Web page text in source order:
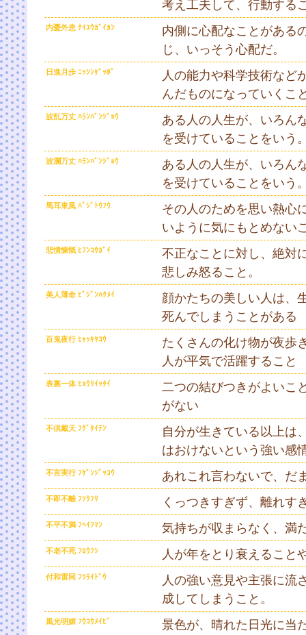
考え工夫して、行動する
内憂外患 ﾅｲﾕｳｶﾞｲｶﾝ
内側に心配なことがある
じ、いっそう心配だ。
日進月歩 ﾆｯｼﾝｹﾞｯﾎﾟ
人の能力や科学技術など
んだものになっていくこ
波乱万丈 ﾊﾗﾝﾊﾞﾝｼﾞｮｳ
ある人の人生が、いろん
を受けていることをいう
波瀾万丈 ﾊﾗﾝﾊﾞﾝｼﾞｮｳ
ある人の人生が、いろん
を受けていることをいう
馬耳東風 ﾊﾞｼﾞﾄｳﾌｳ
その人のためを思い熱心
いように気にもとめない
悲憤慷慨 ﾋﾌﾝｺｳｶﾞｲ
不正なことに対し、絶対
悲しみ怒ること。
美人薄命 ﾋﾞｼﾞﾝﾊｸﾒｲ
顔かたちの美しい人は、
死んでしまうことがある
百鬼夜行 ﾋｬｯｷﾔｺｳ
たくさんの化け物が夜歩
人が平気で活躍すること
表裏一体 ﾋｮｳﾘｲｯﾀｲ
二つの結びつきがよいこ
がない
不倶戴天 ﾌｸﾞﾀｲﾃﾝ
自分が生きている以上は
はおけないという強い感
不言実行 ﾌｹﾞﾝｼﾞｯｺｳ あれこれ言わないで、だ
不即不離 ﾌｿｸﾌﾘ くっつきすぎず、離れす
不平不満 ﾌﾍｲﾌﾏﾝ 気持ちが収まらなく、満
不老不死 ﾌﾛｳﾌｼ 人が年をとり衰えること
付和雷同 ﾌﾜﾗｲﾄﾞｳ
人の強い意見や主張に流
成してしまうこと。
風光明媚 ﾌｳｺｳﾒｲﾋﾞ
景色が、晴れた日光に当